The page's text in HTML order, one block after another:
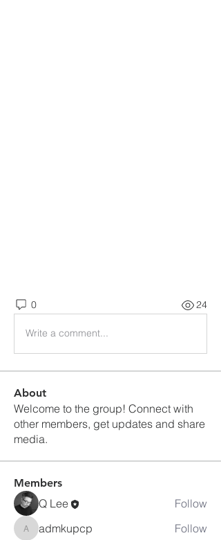
0 24
Write a comment...
About
Welcome to the group! Connect with
other members, get updates and share
media.
Members
Q Lee Follow
admkupcp
admkupcp
Follow